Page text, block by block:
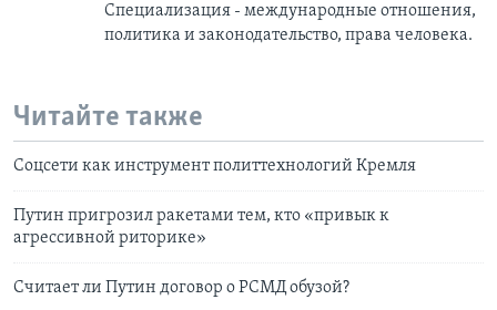
Специализация - международные отношения,
политика и законодательство, права человека.
Читайте также
Соцсети как инструмент политтехнологий Кремля
Путин пригрозил ракетами тем, кто «привык к
агрессивной риторике»
Считает ли Путин договор о РСМД обузой?